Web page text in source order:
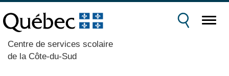
Centre de services scolaire
de la Côte-du-Sud